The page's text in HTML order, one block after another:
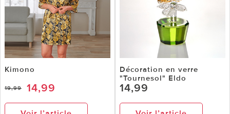
Kimono
19,99 14,99
Décoration en verre
"Tournesol" Eldo
14,99